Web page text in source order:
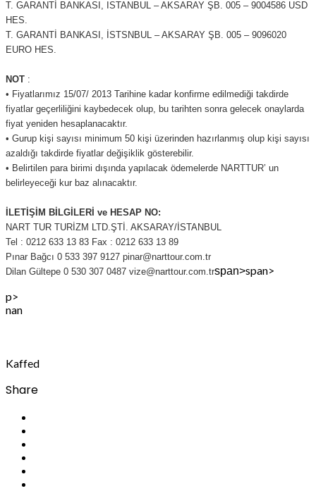
T. GARANTİ BANKASI, ISTANBUL – AKSARAY ŞB. 005 – 9004586 USD
HES.
T. GARANTİ BANKASI, İSTSNBUL – AKSARAY ŞB. 005 – 9096020
EURO HES.
NOT :
• Fiyatlarımız 15/07/ 2013 Tarihine kadar konfirme edilmediği takdirde
fiyatlar geçerliliğini kaybedecek olup, bu tarihten sonra gelecek onaylarda
fiyat yeniden hesaplanacaktır.
• Gurup kişi sayısı minimum 50 kişi üzerinden hazırlanmış olup kişi sayısı
azaldığı takdirde fiyatlar değişiklik gösterebilir.
• Belirtilen para birimi dışında yapılacak ödemelerde NARTTUR’ un
belirleyeceği kur baz alınacaktır.
İLETİŞİM BİLGİLERİ ve HESAP NO:
NART TUR TURİZM LTD.ŞTİ. AKSARAY/İSTANBUL
Tel : 0212 633 13 83 Fax : 0212 633 13 89
Pınar Bağcı 0 533 397 9127 pinar@narttour.com.tr
Dilan Gültepe 0 530 307 0487 vize@narttour.com.trspan>span>
p>
nan
Kaffed
Share